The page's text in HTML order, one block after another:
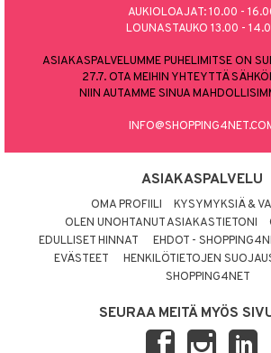
AUKIOLOAJAT: 10.00 -
LOUNASTAUKO 13.00 -
ASIAKASPALVELUMME PUHELIMITSE ON
27.7. OTA MEIHIN YHTEYTTÄ
NIIN AUTAMME SINUA
ASIAKASPALVELU
OMA PROFIILI
KYSYMYKSIÄ &
OLEN UNOHTANUT ASIAKASTIETONI
EDULLISET HINNAT
EHDOT -
EVÄSTEET
HENKILÖTIETOJEN
SHOPPING4NET
SEURAA MEITÄ MYÖS